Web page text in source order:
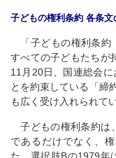
子どもの権利条約 各条
「子どもの権利条約
すべての子どもたちが
11月20日、国連総会
とを約束している「締
も広く受け入れられて
子どもの権利条約は
であるだけでなく、
た。選択肢Bの1979年